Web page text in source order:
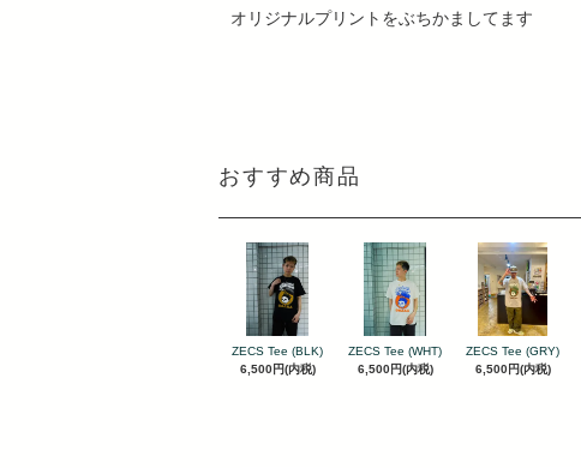
オリジナルプリントをぶちかましてます
おすすめ商品
ZECS Tee (BLK)
6,500円(内税)
ZECS Tee (WHT)
6,500円(内税)
ZECS Tee (GRY)
6,500円(内税)